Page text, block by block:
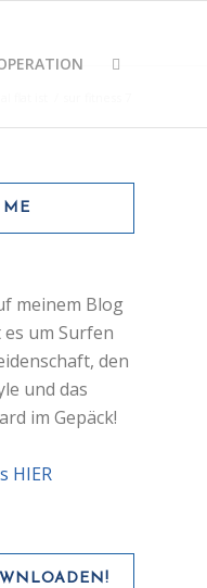
ME
meinem Blog
um Surfen
den
und das
im Gepäck!
HIER